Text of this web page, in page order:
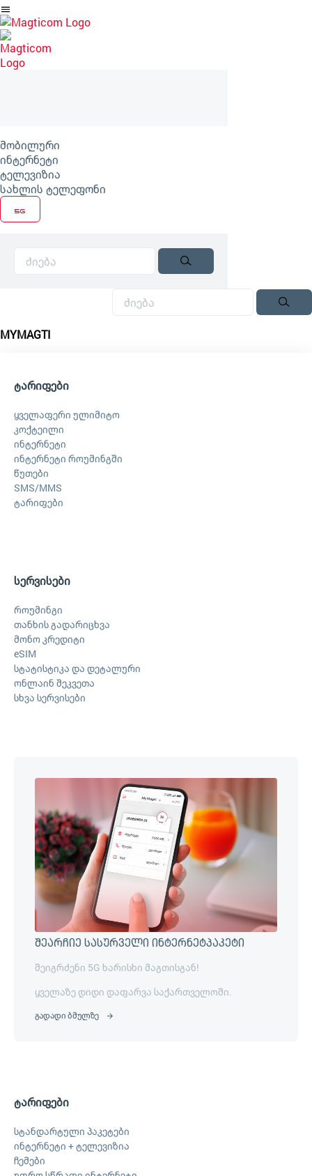
არტიკლზე
გადასვლა
მობილური
ინტერნეტი
ტელევიზია
სახლის ტელეფონი
MYMAGTI
ტარიფები
ყველაფერი ულიმიტო
კოქტეილი
ინტერნეტი
ინტერნეტი როუმინგში
წუთები
SMS/MMS
ტარიფები
სერვისები
როუმინგი
თანხის გადარიცხვა
მონო კრედიტი
eSIM
სტატისტიკა და დეტალური
ონლაინ შეკვეთა
სხვა სერვისები
შეარჩიე სასურველი ინტერნეტპაკეტი
შეიგრძენი 5G ხარისხი მაგთისგან!
ყველაზე დიდი დაფარვა საქართველოში.
გადადი ბმულზე
ტარიფები
სტანდარტული პაკეტები
ინტერნეტი + ტელევიზია
ჩემები